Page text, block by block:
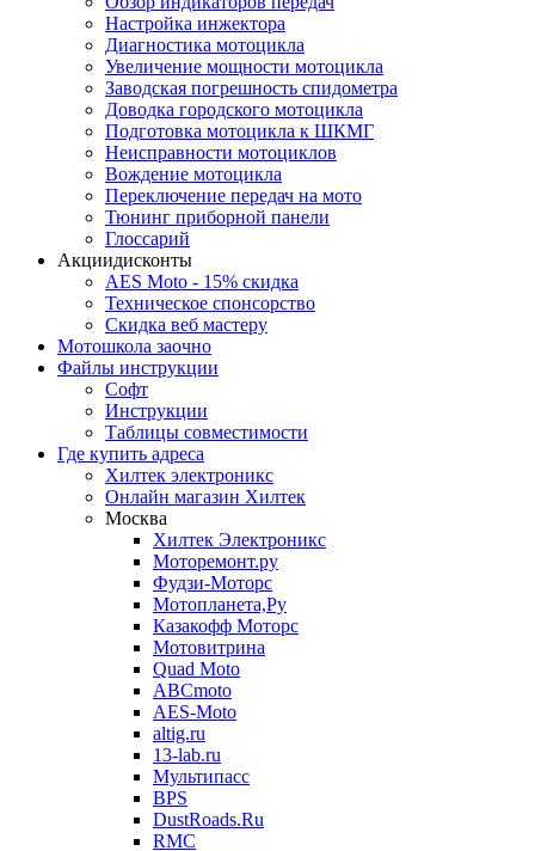
Настройка инжектора
Диагноcтика мотоцикла
Увеличение мощности мотоцикла
Заводская погрешность спидометра
Доводка городского мотоцикла
Подготовка мотоцикла к ШКМГ
Неисправности мотоциклов
Вождение мотоцикла
Переключение передач на мото
Тюнинг приборной панели
Глоссарий
Акциидисконты
AES Moto - 15% скидка
Техническое спонсорство
Скидка веб мастеру
Мотошкола заочно
Файлы инструкции
Софт
Инструкции
Таблицы совместимости
Где купить адреса
Хилтек электроникс
Онлайн магазин Хилтек
Москва
Хилтек Электроникс
Моторемонт.ру
Фудзи-Моторс
Мотопланета,Ру
Казакофф Моторс
Мотовитрина
Quad Moto
ABCmoto
AES-Moto
altig.ru
13-lab.ru
Мультипасс
BPS
DustRoads.Ru
RMC